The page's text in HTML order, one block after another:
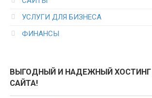
УСЛУГИ ДЛЯ БИЗНЕСА
ФИНАНСЫ
ВЫГОДНЫЙ И НАДЕЖНЫЙ
САЙТА!